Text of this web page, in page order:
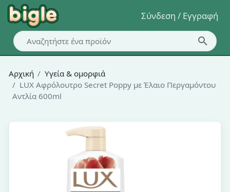
Σύνδεση / Εγγραφή
Αρχική
Υγεία & ομορφιά
LUX Αφρόλουτρο Secret Poppy με Έλαιο Περγαμόντου
Αντλία 600ml